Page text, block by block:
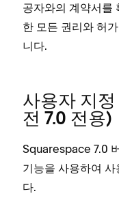
공자와의 계약서를
한 모든 권리와 허
니다.
사용자 지
전 7.0 전용)
Squarespace 7.0
기능을 사용하여
다.